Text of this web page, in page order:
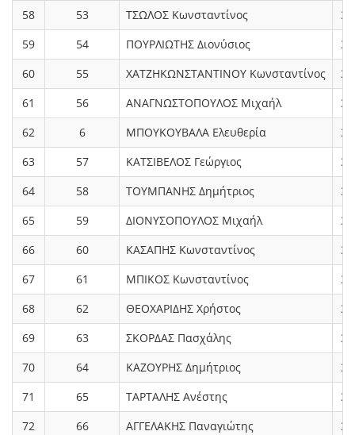
58
53 ΤΣΩΛΟΣ Κωνσταντίνος
59
54 ΠΟΥΡΛΙΩΤΗΣ Διονύσιος
60
55 ΧΑΤΖΗΚΩΝΣΤΑΝΤΙΝΟΥ Κωνσταντίνος
61
56 ΑΝΑΓΝΩΣΤΟΠΟΥΛΟΣ Μιχαήλ
62
6 ΜΠΟΥΚΟΥΒΑΛΑ Ελευθερία
63
57 ΚΑΤΣΙΒΕΛΟΣ Γεώργιος
64
58 ΤΟΥΜΠΑΝΗΣ Δημήτριος
65
59 ΔΙΟΝΥΣΟΠΟΥΛΟΣ Μιχαήλ
66
60 ΚΑΣΑΠΗΣ Κωνσταντίνος
67
61 ΜΠΙΚΟΣ Κωνσταντίνος
68
62 ΘΕΟΧΑΡΙΔΗΣ Χρήστος
69
63 ΣΚΟΡΔΑΣ Πασχάλης
70
64 ΚΑΖΟΥΡΗΣ Δημήτριος
71
65 ΤΑΡΤΑΛΗΣ Ανέστης
72
66 ΑΓΓΕΛΑΚΗΣ Παναγιώτης